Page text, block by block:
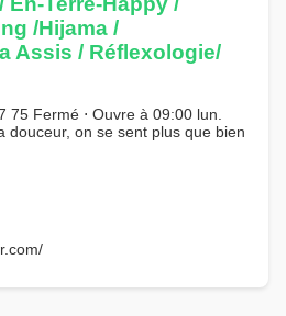
/Hijama /
Assis / Réflexologie/
75 Fermé ⋅ Ouvre à 09:00 lun.
douceur, on se sent plus que bien